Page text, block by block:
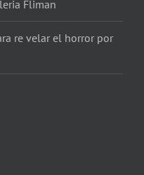
Fliman
re velar el horror por